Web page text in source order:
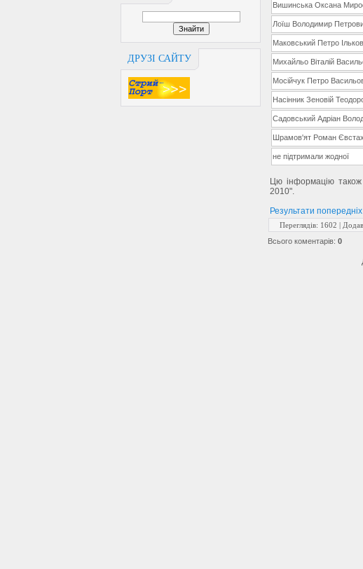
ДРУЗІ САЙТУ
Вишинська Оксана
Лоїш Володимир
Маковський Петро
Михайльо Віталій
Мосійчук Петро
Насінник Зеновій
Садовський Адріан
Шрамов'ят Роман
не підтримали жодної
Цю інформацію
2010".
Результати
Переглядів: 1602 | Додав
Всього коментарів: 0